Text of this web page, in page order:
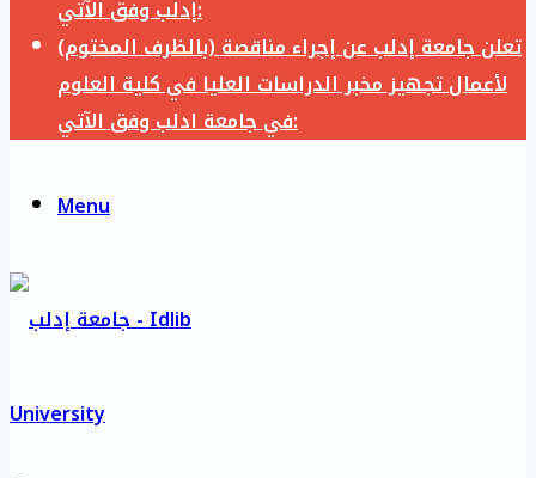
إدلب وفق الآتي:
تعلن جامعة إدلب عن إجراء مناقصة (بالظرف المختوم)
لأعمال تجهيز مخبر الدراسات العليا في كلية العلوم
في جامعة ادلب وفق الآتي:
Menu